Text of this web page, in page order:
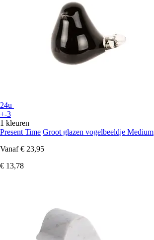
24u
+-3
1 kleuren
Present Time Groot glazen vogelbeeldje Medium
Vanaf € 23,95
€ 13,78